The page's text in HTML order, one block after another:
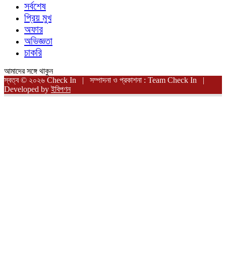
সর্বশেষ
প্রিয় মুখ
অফার
অভিজ্ঞতা
চাকরি
আমাদের সঙ্গে থাকুন
স্বত্ব © ২০২৬ Check In | সম্পাদনা ও প্রকাশনা : Team Check In |
Developed byইবিপণন